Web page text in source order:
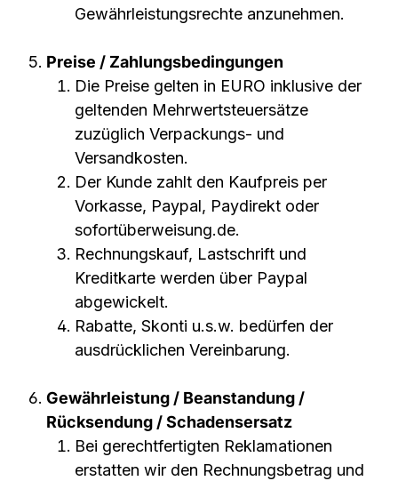
Gewährleistungsrechte anzunehmen.
Preise / Zahlungsbedingungen
Die Preise gelten in EURO inklusive der
geltenden Mehrwertsteuersätze
zuzüglich Verpackungs- und
Versandkosten.
Der Kunde zahlt den Kaufpreis per
Vorkasse, Paypal, Paydirekt oder
sofortüberweisung.de.
Rechnungskauf, Lastschrift und
Kreditkarte werden über Paypal
abgewickelt.
Rabatte, Skonti u.s.w. bedürfen der
ausdrücklichen Vereinbarung.
Gewährleistung / Beanstandung /
Rücksendung / Schadensersatz
Bei gerechtfertigten Reklamationen
erstatten wir den Rechnungsbetrag und